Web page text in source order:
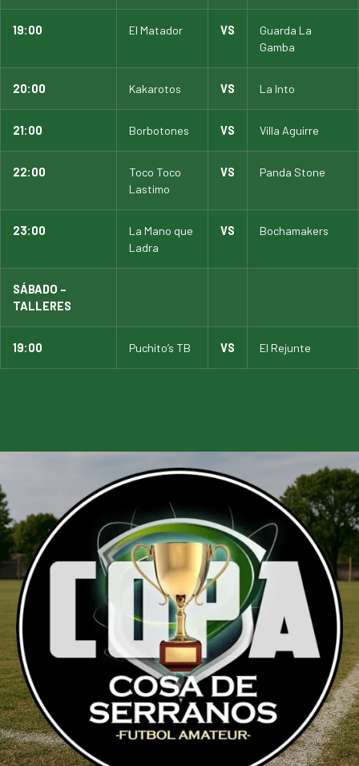
19:00 El Matador VS
Guarda La
Gamba
20:00 Kakarotos VS La Into
21:00 Borbotones VS Villa Aguirre
22:00
Toco Toco
Lastimo
VS Panda Stone
23:00
La Mano que
Ladra
VS Bochamakers
SÁBADO –
TALLERES
19:00 Puchito’s TB VS El Rejunte